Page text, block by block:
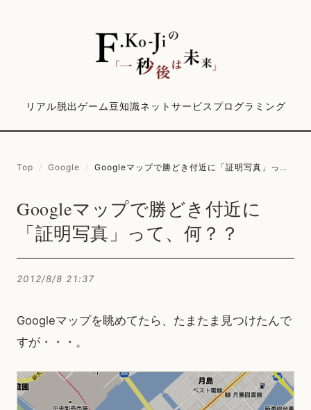
リアル脱出ゲーム豆知識ネットサービス プログラミング
Top / Google / Googleマップで勝どき付近に「証明写真」って、何？？
Googleマップで勝どき付近に
「証明写真」って、何？？
2012/8/8 21:37
Googleマップを眺めてたら、たまたま見つけたんで
すが・・・。